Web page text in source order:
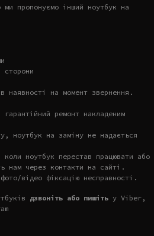
пропонуємо інший ноутбук на
наявності на момент звернення.
ремонт накладеним
ноутбук на заміну не надається
ноутбук перестав працювати або
нам через контакти на сайті.
відео фіксацію несправності.
дзвоніть або пишіть у Viber,